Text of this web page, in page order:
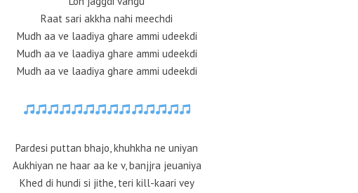
Raat sari akkha nahi meechdi
Mudh aa ve laadiya ghare ammi udeekdi
Mudh aa ve laadiya ghare ammi udeekdi
Mudh aa ve laadiya ghare ammi udeekdi
Pardesi puttan bhajo, khuhkha ne uniyan
Aukhiyan ne haar aa ke v, banjjra jeuaniya
Khed di hundi si jithe, teri kill-kaari vey